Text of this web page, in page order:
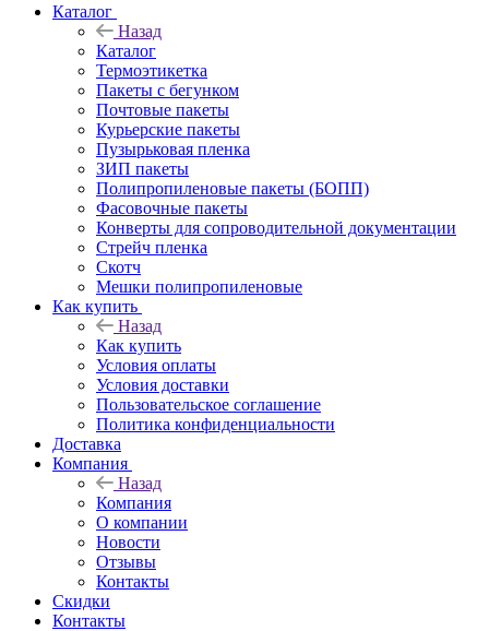
Каталог
Назад
Каталог
Термоэтикетка
Пакеты с бегунком
Почтовые пакеты
Курьерские пакеты
Пузырьковая пленка
ЗИП пакеты
Полипропиленовые пакеты (БОПП)
Фасовочные пакеты
Конверты для сопроводительной документации
Стрейч пленка
Скотч
Мешки полипропиленовые
Как купить
Назад
Как купить
Условия оплаты
Условия доставки
Пользовательское соглашение
Политика конфиденциальности
Доставка
Компания
Назад
Компания
О компании
Новости
Отзывы
Контакты
Скидки
Контакты